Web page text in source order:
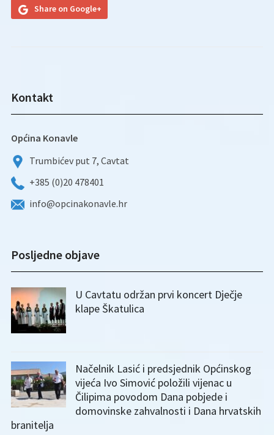
Share on Google+
Kontakt
Općina Konavle
Trumbićev put 7, Cavtat
+385 (0)20 478401
info@opcinakonavle.hr
Posljedne objave
U Cavtatu održan prvi koncert Dječje
klape Škatulica
Načelnik Lasić i predsjednik Općinskog
vijeća Ivo Simović položili vijenac u
Čilipima povodom Dana pobjede i
domovinske zahvalnosti i Dana hrvatskih
branitelja